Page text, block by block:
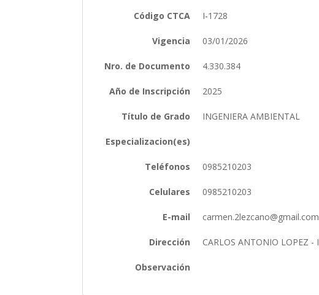
Código CTCA I-1728
Vigencia 03/01/2026
Nro. de Documento 4.330.384
Año de Inscripción 2025
Título de Grado INGENIERA AMBIENTAL
Especializacion(es)
Teléfonos 0985210203
Celulares 0985210203
E-mail carmen.2lezcano@gmail.com
Dirección CARLOS ANTONIO LOPEZ -
Observación